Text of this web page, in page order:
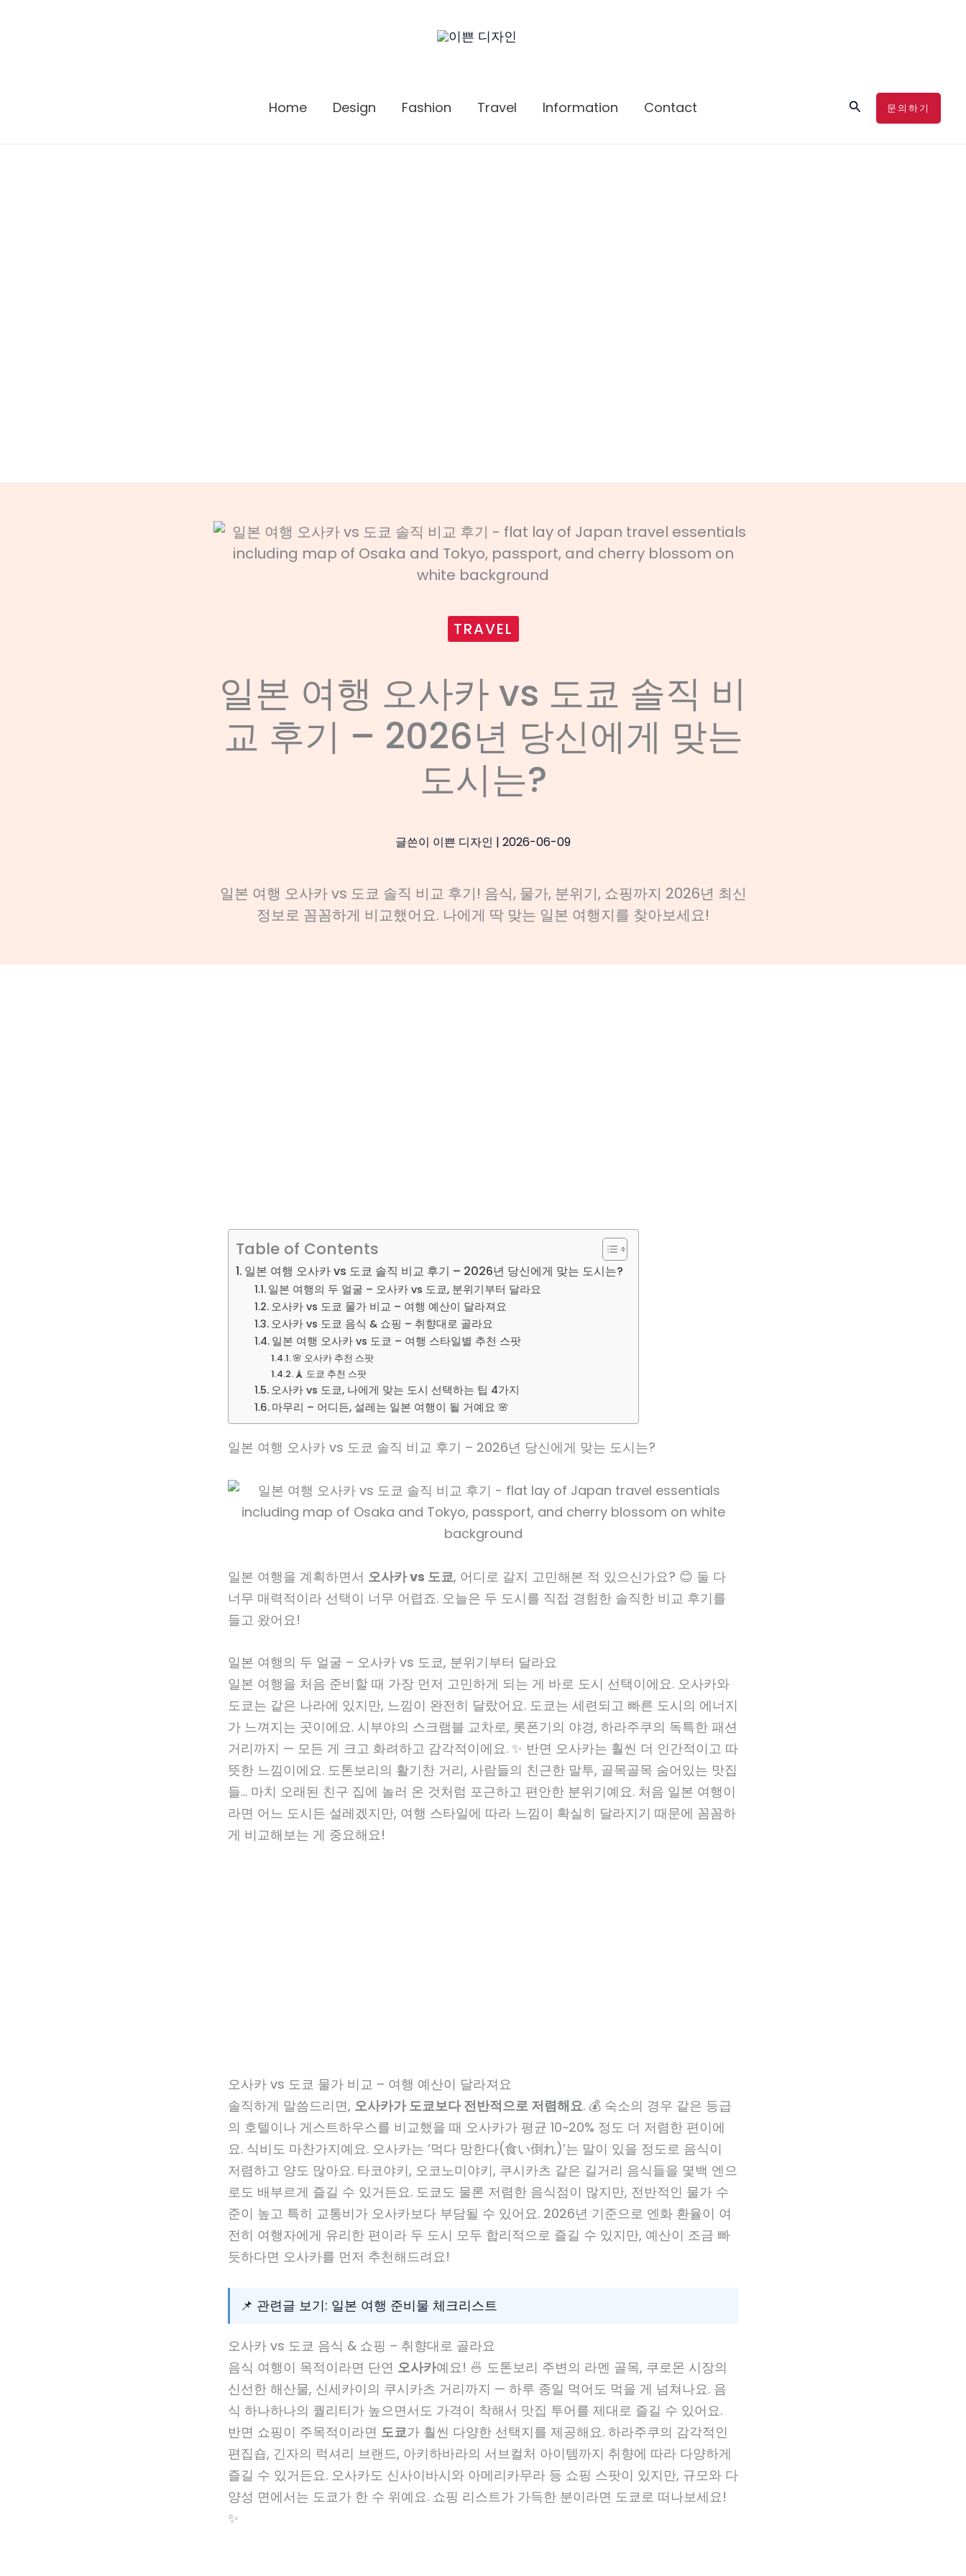
Home Design Fashion Travel Information Contact
검
문의하기
TRAVEL
일본 여행 오사카 vs 도쿄 솔직 비
교 후기 – 2026년 당신에게 맞는
도시는?
글쓴이 이쁜 디자인 | 2026-06-09
일본 여행 오사카 vs 도쿄 솔직 비교 후기! 음식, 물가, 분위기, 쇼핑까지 2026년 최신
정보로 꼼꼼하게 비교했어요. 나에게 딱 맞는 일본 여행지를 찾아보세요!
Table of Contents
일본 여행 오사카 vs 도쿄 솔직 비교 후기 – 2026년 당신에게 맞는 도시는?
일본 여행의 두 얼굴 – 오사카 vs 도쿄, 분위기부터 달라요
오사카 vs 도쿄 물가 비교 – 여행 예산이 달라져요
오사카 vs 도쿄 음식 & 쇼핑 – 취향대로 골라요
일본 여행 오사카 vs 도쿄 – 여행 스타일별 추천 스팟
🌸 오사카 추천 스팟
🗼 도쿄 추천 스팟
오사카 vs 도쿄, 나에게 맞는 도시 선택하는 팁 4가지
마무리 – 어디든, 설레는 일본 여행이 될 거예요 🌸
일본 여행 오사카 vs 도쿄 솔직 비교 후기 – 2026년 당신에게 맞는 도시는?
일본 여행을 계획하면서 오사카 vs 도쿄, 어디로 갈지 고민해본 적 있으신가요? 😊 둘 다
너무 매력적이라 선택이 너무 어렵죠. 오늘은 두 도시를 직접 경험한 솔직한 비교 후기를
들고 왔어요!
일본 여행의 두 얼굴 – 오사카 vs 도쿄, 분위기부터 달라요
일본 여행을 처음 준비할 때 가장 먼저 고민하게 되는 게 바로 도시 선택이에요. 오사카와
도쿄는 같은 나라에 있지만, 느낌이 완전히 달랐어요. 도쿄는 세련되고 빠른 도시의 에너지
가 느껴지는 곳이에요. 시부야의 스크램블 교차로, 롯폰기의 야경, 하라주쿠의 독특한 패션
거리까지 — 모든 게 크고 화려하고 감각적이에요. ✨ 반면 오사카는 훨씬 더 인간적이고 따
뜻한 느낌이에요. 도톤보리의 활기찬 거리, 사람들의 친근한 말투, 골목골목 숨어있는 맛집
들… 마치 오래된 친구 집에 놀러 온 것처럼 포근하고 편안한 분위기예요. 처음 일본 여행이
라면 어느 도시든 설레겠지만, 여행 스타일에 따라 느낌이 확실히 달라지기 때문에 꼼꼼하
게 비교해보는 게 중요해요!
오사카 vs 도쿄 물가 비교 – 여행 예산이 달라져요
솔직하게 말씀드리면, 오사카가 도쿄보다 전반적으로 저렴해요. 💰 숙소의 경우 같은 등급
의 호텔이나 게스트하우스를 비교했을 때 오사카가 평균 10~20% 정도 더 저렴한 편이에
요. 식비도 마찬가지예요. 오사카는 ‘먹다 망한다(食い倒れ)’는 말이 있을 정도로 음식이
저렴하고 양도 많아요. 타코야키, 오코노미야키, 쿠시카츠 같은 길거리 음식들을 몇백 엔으
로도 배부르게 즐길 수 있거든요. 도쿄도 물론 저렴한 음식점이 많지만, 전반적인 물가 수
준이 높고 특히 교통비가 오사카보다 부담될 수 있어요. 2026년 기준으로 엔화 환율이 여
전히 여행자에게 유리한 편이라 두 도시 모두 합리적으로 즐길 수 있지만, 예산이 조금 빠
듯하다면 오사카를 먼저 추천해드려요!
📌 관련글 보기: 일본 여행 준비물 체크리스트
오사카 vs 도쿄 음식 & 쇼핑 – 취향대로 골라요
음식 여행이 목적이라면 단연 오사카예요! 🍜 도톤보리 주변의 라멘 골목, 쿠로몬 시장의
신선한 해산물, 신세카이의 쿠시카츠 거리까지 — 하루 종일 먹어도 먹을 게 넘쳐나요. 음
식 하나하나의 퀄리티가 높으면서도 가격이 착해서 맛집 투어를 제대로 즐길 수 있어요.
반면 쇼핑이 주목적이라면 도쿄가 훨씬 다양한 선택지를 제공해요. 하라주쿠의 감각적인
편집숍, 긴자의 럭셔리 브랜드, 아키하바라의 서브컬처 아이템까지 취향에 따라 다양하게
즐길 수 있거든요. 오사카도 신사이바시와 아메리카무라 등 쇼핑 스팟이 있지만, 규모와 다
양성 면에서는 도쿄가 한 수 위예요. 쇼핑 리스트가 가득한 분이라면 도쿄로 떠나보세요!
✨